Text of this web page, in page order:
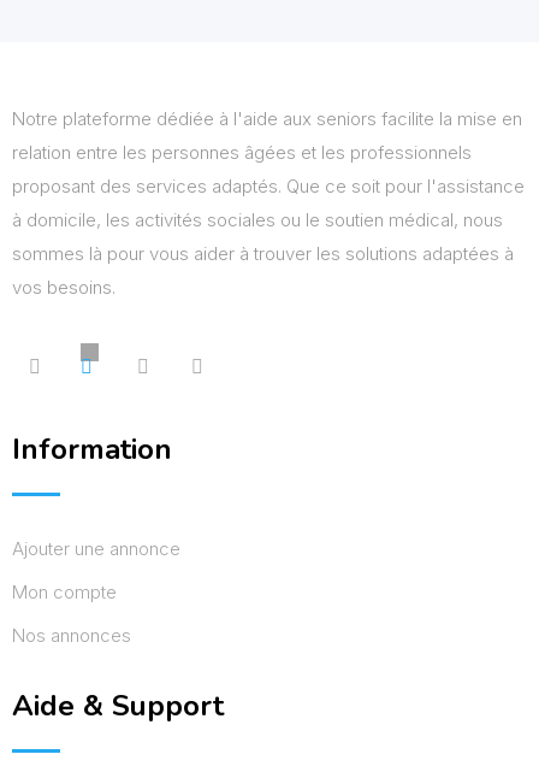
Notre plateforme dédiée à l'aide aux seniors facilite la mise en
relation entre les personnes âgées et les professionnels
proposant des services adaptés. Que ce soit pour l'assistance
à domicile, les activités sociales ou le soutien médical, nous
sommes là pour vous aider à trouver les solutions adaptées à
vos besoins.
Information
Ajouter une annonce
Mon compte
Nos annonces
Aide & Support